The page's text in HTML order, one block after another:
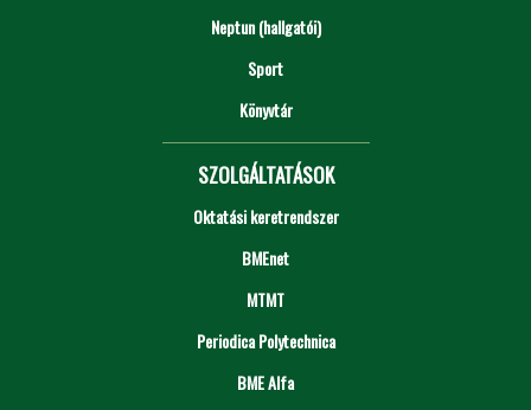
Neptun (hallgatói)
Sport
Könyvtár
SZOLGÁLTATÁSOK
Oktatási keretrendszer
BMEnet
MTMT
Periodica Polytechnica
BME Alfa